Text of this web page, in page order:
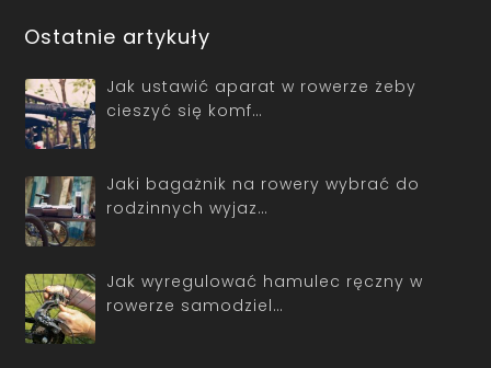
Ostatnie artykuły
Jak ustawić aparat w rowerze żeby
cieszyć się komf…
Jaki bagażnik na rowery wybrać do
rodzinnych wyjaz…
Jak wyregulować hamulec ręczny w
rowerze samodziel…